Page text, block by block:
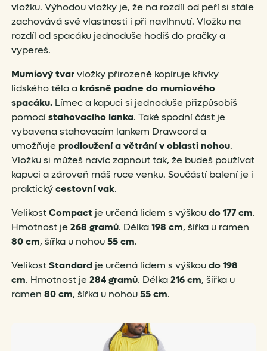
vložku. Výhodou vložky je, že na rozdíl od peří si stále
zachovává své vlastnosti i při navlhnutí. Vložku na
rozdíl od spacáku jednoduše hodíš do pračky a
vypereš.
Mumiový tvarvložky přirozeně kopíruje křivky
lidského těla a krásně padne do mumiového
spacáku. Límec a kapuci si jednoduše přizpůsobíš
pomocístahovacího lanka. Také spodní část je
vybavena stahovacím lankem Drawcord a
umožňuje prodloužení a větrání v oblasti nohou.
Vložku si můžeš navíc zapnout tak, že budeš používat
kapuci a zároveň máš ruce venku. Součástí balení je i
praktickýcestovní vak.
VelikostCompact je určená lidem s výškoudo 177 cm.
Hmotnost je268 gramů. Délka198 cm, šířka u ramen
80 cm, šířka u nohou55 cm.
VelikostStandardje určená lidem s výškoudo 198
cm. Hmotnost je284 gramů. Délka216 cm, šířka u
ramen 80 cm, šířka u nohou55 cm.